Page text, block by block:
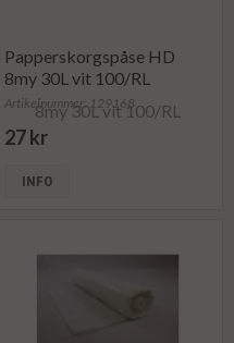
Papperskorgspåse HD
8my 30L vit 100/RL
Artikelnummer: 129168
27 kr
INFO